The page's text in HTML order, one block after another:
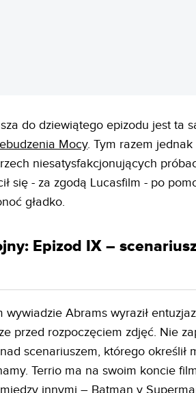
do dziewiątego epizodu jest ta
Mocy. Tym razem
niesatysfakcjonujących
się - za zgodą Lucasfilm - po
gładko.
Epizod IX –
wywiadzie Abrams wyraził
przed rozpoczęciem zdjęć. Nie
scenariuszem, którego określił
Terrio ma na swoim koncie
innymi – Batman v